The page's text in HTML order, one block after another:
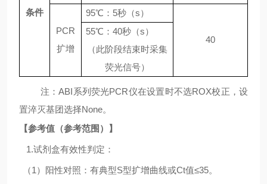
条件
PCR
扩增
95℃ ： 5秒（s）
40
55℃ ： 40秒（s）
（此阶段结束时采集
荧光信号）
注：ABI系列荧光PCR仪在设置时不选ROX校正，设
置淬灭基团选择None。
【参考值（参考范围）】
1.试剂盒有效性判定：
（1 ）阳性对照：有典型S型扩增曲线或Ct值≤35。